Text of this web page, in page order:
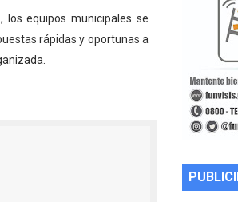
los equipos municipales se
rápidas y oportunas a